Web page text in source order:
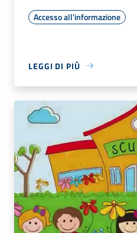
Accesso all'informazione
LEGGI DI PIÙ